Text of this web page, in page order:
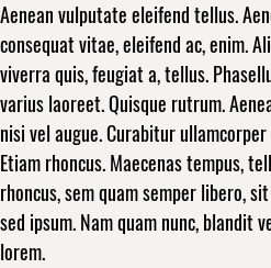
Aenean vulputate eleifend tellus.
consequat vitae, eleifend ac, enim.
viverra quis, feugiat a, tellus.
varius laoreet. Quisque rutrum.
nisi vel augue. Curabitur
Etiam rhoncus. Maecenas tempus,
rhoncus, sem quam semper libero,
sed ipsum. Nam quam nunc, blandit
lorem.